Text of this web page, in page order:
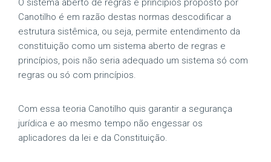
O sistema aberto de regras e princípios proposto por
Canotilho é em razão destas normas descodificar a
estrutura sistêmica, ou seja, permite entendimento da
constituição como um sistema aberto de regras e
princípios, pois não seria adequado um sistema só com
regras ou só com princípios.
Com essa teoria Canotilho quis garantir a segurança
jurídica e ao mesmo tempo não engessar os
aplicadores da lei e da Constituição.